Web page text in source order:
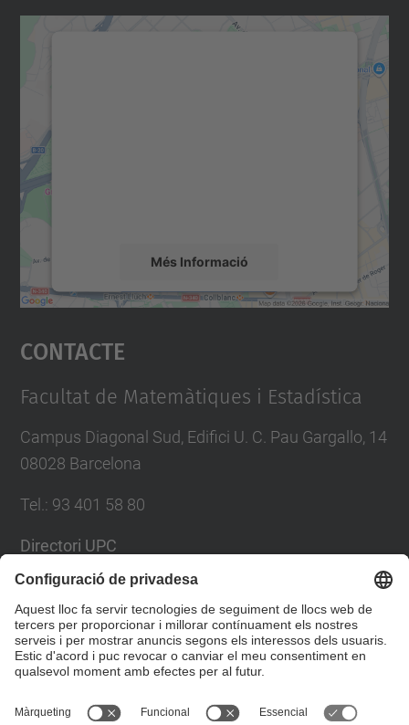
Més Informació
Accepta
powered by
Contacte
Facultat de Matemàtiques i Estadística
Campus Diagonal Sud, Edifici U. C. Pau Gargallo, 14
08028 Barcelona
Tel. : 93 401 58 80
Directori UPC
Formulari de contacte
Llista Xarxes Socials